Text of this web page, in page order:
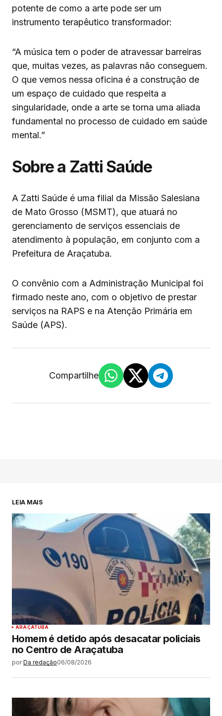
potente de como a arte pode ser um
instrumento terapêutico transformador:
“A música tem o poder de atravessar barreiras
que, muitas vezes, as palavras não conseguem.
O que vemos nessa oficina é a construção de
um espaço de cuidado que respeita a
singularidade, onde a arte se torna uma aliada
fundamental no processo de cuidado em saúde
mental.”
Sobre a Zatti Saúde
A Zatti Saúde é uma filial da Missão Salesiana
de Mato Grosso (MSMT), que atuará no
gerenciamento de serviços essenciais de
atendimento à população, em conjunto com a
Prefeitura de Araçatuba.
O convênio com a Administração Municipal foi
firmado neste ano, com o objetivo de prestar
serviços na RAPS e na Atenção Primária em
Saúde (APS).
Compartilhe
LEIA MAIS
ARAÇATUBA
Homem é detido após desacatar policiais
no Centro de Araçatuba
por Da redação06/08/2026